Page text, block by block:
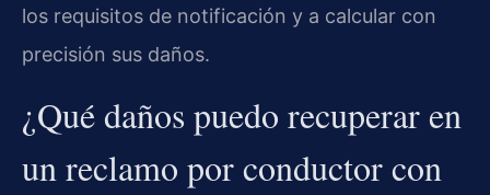
los requisitos de notificación y a calcular con
precisión sus daños.
¿Qué daños puedo recuperar en
un reclamo por conductor con